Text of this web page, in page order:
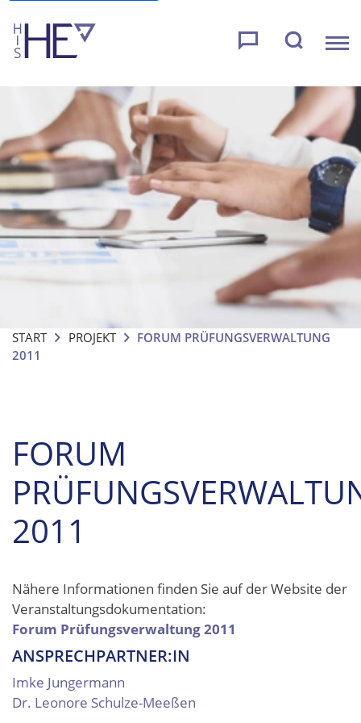
START PROJEKT
FORUM PRÜFUNGSVERWALTUNG
2011
FORUM
2011
Nähere Informationen finden Sie auf der Website der
Veranstaltungsdokumentation:
Forum Prüfungsverwaltung 2011
ANSPRECHPARTNER:IN
Imke Jungermann
Dr. Leonore Schulze-Meeßen